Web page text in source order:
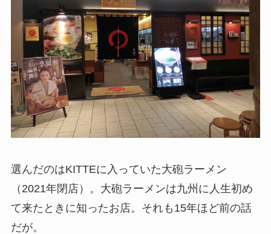
選んだのはKITTEに入っていた大砲ラーメン
（2021年閉店）。大砲ラーメンは九州に人生初め
て来たときに知ったお店。それも15年ほど前の話
だが。